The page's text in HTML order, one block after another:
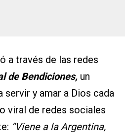
a través de las redes
de Bendiciones, un
servir y amar a Dios cada
viral de redes sociales
“Viene a la Argentina,